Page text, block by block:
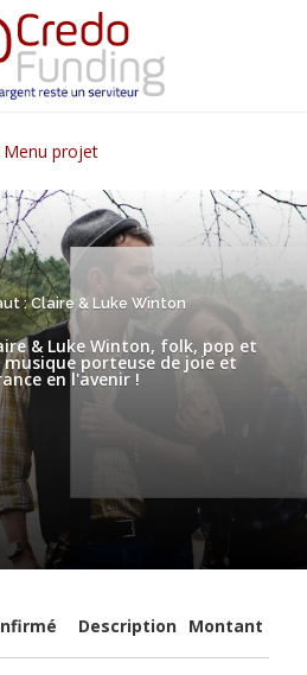
Menu projet
: Claire & Luke Winton
& Luke Winton, folk, pop et
porteuse de joie et
en l'avenir !
Description Montant